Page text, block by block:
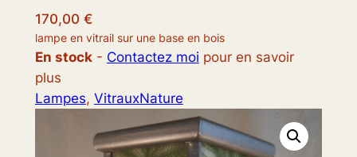
170,00 €
lampe en vitrail sur une base en bois
En stock- Contactez moi pour en savoir
plus
Lampes, VitrauxNature